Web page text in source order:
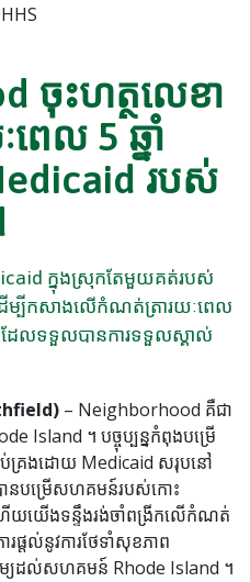
ចុះហត្ថលេខា
េល 5 ឆ្នាំ
របស់
ក្នុងស្រុកតែមួយគត់របស់
ើម្បីកសាងលើកំណត់ត្រារយៈពេល
ែលទទួលបានការទទួលស្គាល់
– Neighborhood គឺជា
Island ។ បច្ចុប្បន្នកំពុងបម្រើ
ប់គ្រងដោយ Medicaid សរុបនៅ
ានបម្រើសហគមន៍របស់កោះ
ើយយើងទន្ទឹងរង់ចាំពង្រីកលើកំណត់
រផ្តល់នូវការថែទាំសុខភាព
យដល់សហគមន៍ Rhode Island ។